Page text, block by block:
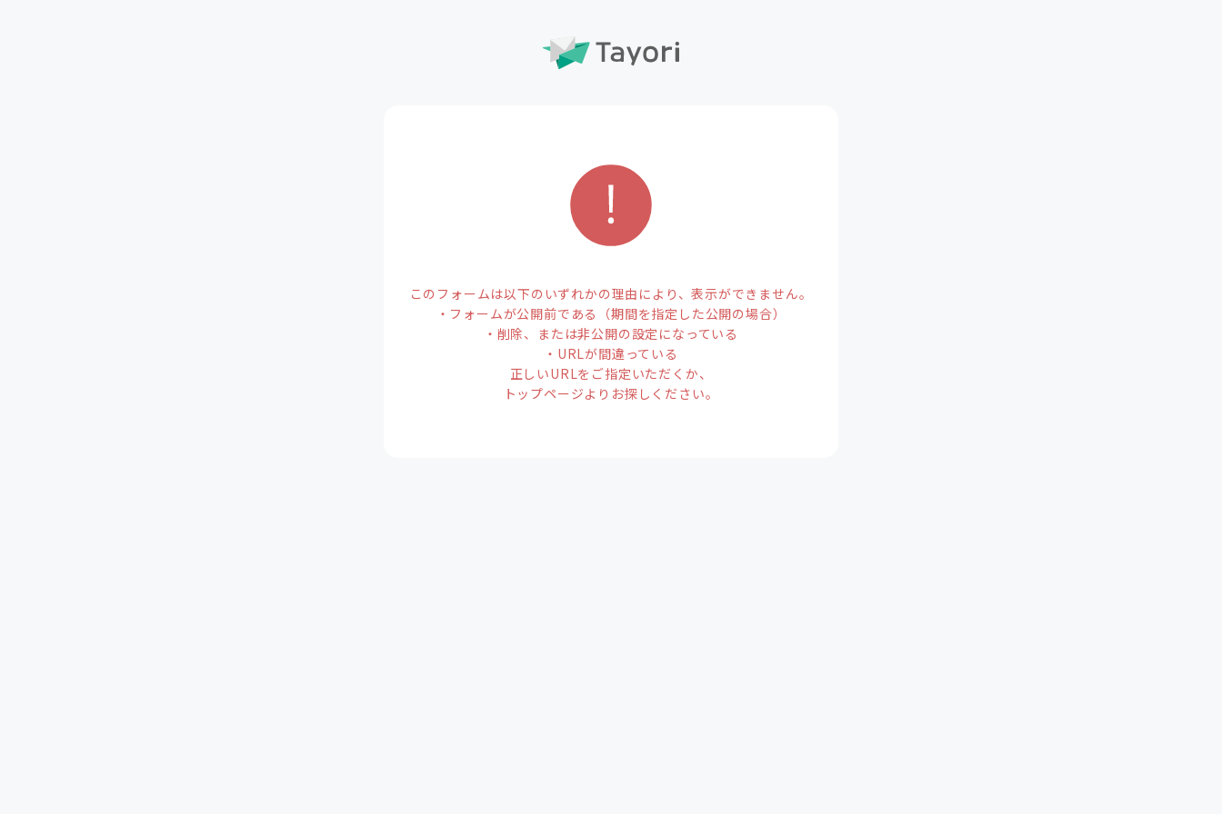
このフォームは以下のいずれかの理由により、表示ができません。
・フォームが公開前である（期間を指定した公開の場合）
・削除、または非公開の設定になっている
・URLが間違っている
正しいURLをご指定いただくか、
トップページよりお探しください。